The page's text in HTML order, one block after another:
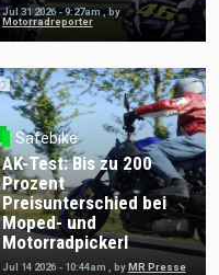
Jul 31 2026 - 9:27am , by
Motorradreporter
Safebike
AK-Test: Bis zu 200
Prozent
Preisunterschied bei
Moped- und
Motorradpickerl
Jul 14 2026 - 10:44am , by MR Presse